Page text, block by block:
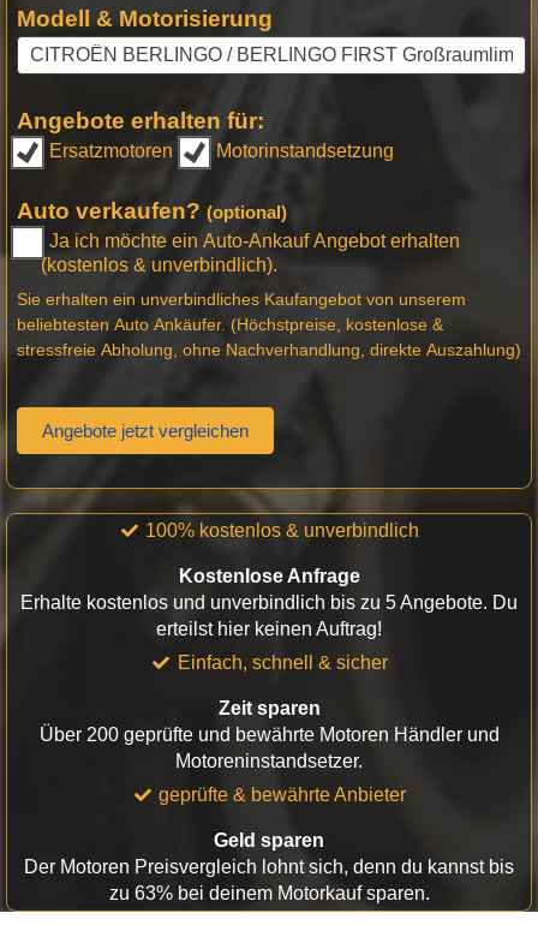
Modell & Motorisierung
Angebote erhalten für:
Ersatzmotoren Motorinstandsetzung
Auto verkaufen? (optional)
Ja ich möchte ein Auto-Ankauf Angebot erhalten
(kostenlos & unverbindlich).
Sie erhalten ein unverbindliches Kaufangebot von unserem
beliebtesten Auto Ankäufer. (Höchstpreise, kostenlose &
stressfreie Abholung, ohne Nachverhandlung, direkte Auszahlung)
Angebote jetzt vergleichen
100% kostenlos & unverbindlich
Kostenlose Anfrage
Erhalte kostenlos und unverbindlich bis zu 5 Angebote. Du
erteilst hier keinen Auftrag!
Einfach, schnell & sicher
Zeit sparen
Über 200 geprüfte und bewährte Motoren Händler und
Motoreninstandsetzer.
geprüfte & bewährte Anbieter
Geld sparen
Der Motoren Preisvergleich lohnt sich, denn du kannst bis
zu 63% bei deinem Motorkauf sparen.